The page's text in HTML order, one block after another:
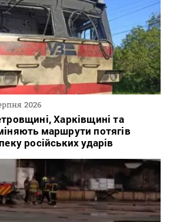
2026
Харківщині та
маршрути потягів
російських ударів